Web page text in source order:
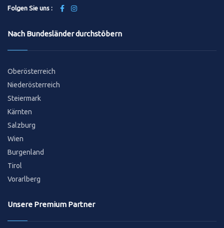
Folgen Sie uns :
Nach Bundesländer durchstöbern
Oberösterreich
Niederösterreich
Steiermark
Kärnten
Salzburg
Wien
Burgenland
Tirol
Vorarlberg
Unsere Premium Partner